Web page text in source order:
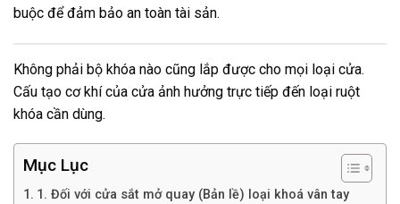
buộc để đảm bảo an toàn tài sản.
Không phải bộ khóa nào cũng lắp được cho mọi loại cửa.
Cấu tạo cơ khí của cửa ảnh hưởng trực tiếp đến loại ruột
khóa cần dùng.
Mục Lục
1. Đối với cửa sắt mở quay (Bản lề) loại khoá vân tay